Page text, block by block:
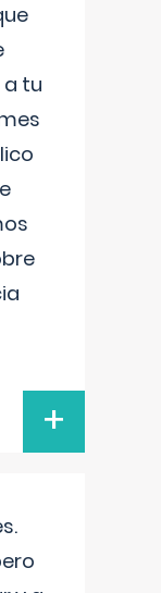
tu
+